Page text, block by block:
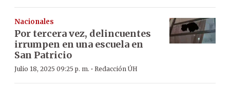
Nacionales
Por tercera vez, delincuentes
irrumpen en una escuela en
San Patricio
Julio 18, 2025 09:25 p. m. · Redacción ÚH